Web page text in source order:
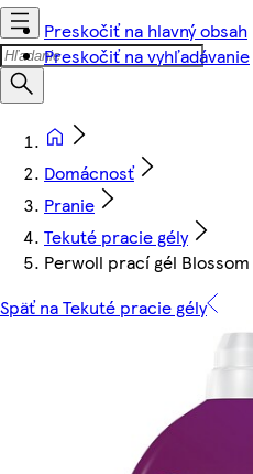
Preskočiť na hlavný obsah
Preskočiť na vyhľadávanie
Domácnosť
Pranie
Tekuté pracie gély
Perwoll prací gél
Späť na Tekuté pracie gély